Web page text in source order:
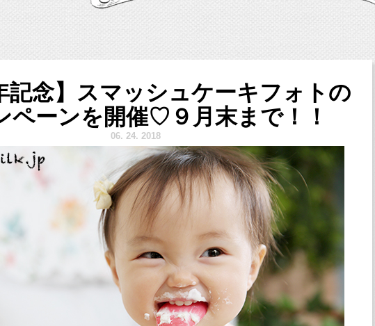
記念】スマッシュケーキフォトの
ペーンを開催♡９月末まで！！
6. 24. 2018